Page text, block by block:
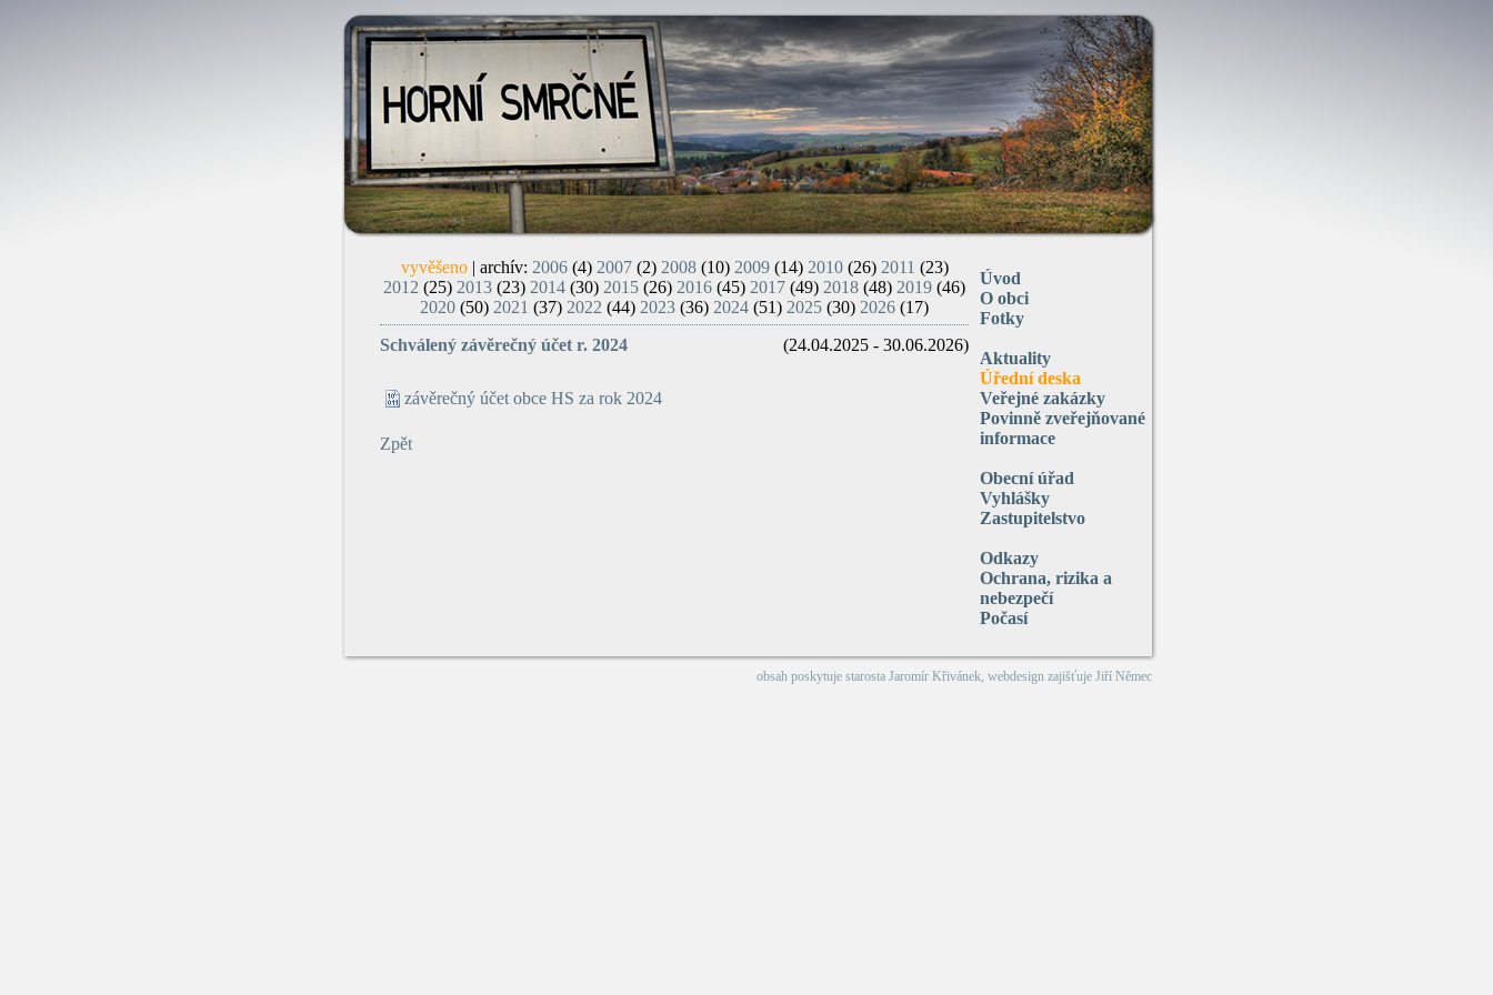
vyvěšeno| archív: 2006 (4) 2007 (2) 2008 (10) 2009 (14) 2010 (26) 2011 (23)
2012 (25) 2013 (23) 2014 (30) 2015 (26) 2016 (45) 2017 (49) 2018 (48) 2019 (46)
2020 (50) 2021 (37) 2022 (44) 2023 (36) 2024 (51) 2025 (30) 2026 (17)
Schválený závěrečný účet r. 2024
(24.04.2025 - 30.06.2026)
závěrečný účet obce HS za rok 2024
Zpět
Úvod
O obci
Fotky
Aktuality
Úřední deska
Veřejné zakázky
Povinně zveřejňované
informace
Obecní úřad
Vyhlášky
Zastupitelstvo
Odkazy
Ochrana, rizika a
nebezpečí
Počasí
obsah poskytuje starosta Jaromír Křivánek, webdesign zajišťuje Jiří Němec